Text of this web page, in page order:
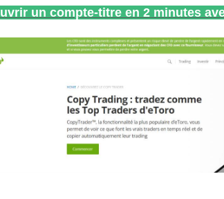
un compte-titre en 2 minutes